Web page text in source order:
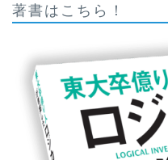
著書はこちら！